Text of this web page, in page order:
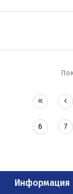
6 7
Информация